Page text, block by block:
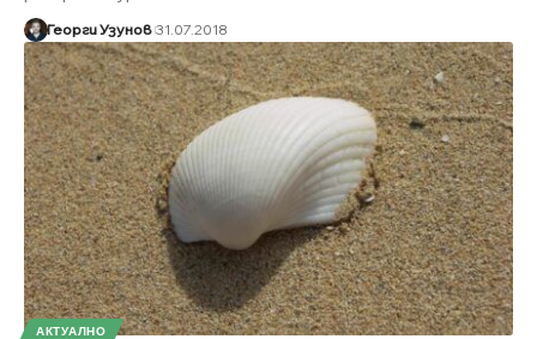
Георги Узунов 31.07.2018
АКТУАЛНО